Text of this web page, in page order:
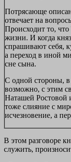
Потрясающе
отвечает на
Происходит то,
жизни. И когда
спрашивают себя,
а переход в иной
сне сына.
С одной стороны, в
возможно, с этим
Наташей Ростовой
тоже слияние с
исчезновение, а
В этом разговоре
служить,